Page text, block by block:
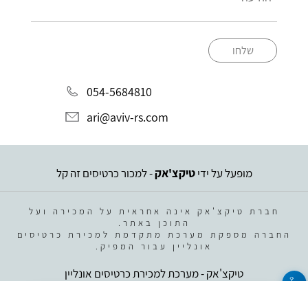
שלחו
054-5684810
ari@aviv-rs.com
מופעל על ידיטיקצ'אק- למכור כרטיסים זה קל
חברת טיקצ'אק אינה אחראית על המכירה ועל
התוכן באתר.
החברה מספקת מערכת מתקדמת למכירת כרטיסים
אונליין עבור המפיק.
טיקצ'אק - מערכת למכירת כרטיסים אונליין